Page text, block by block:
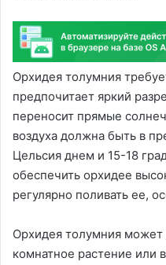
Орхидея толумния
предпочитает яркий
переносит прямые
воздуха должна быть в
Цельсия днем и 15-18
обеспечить орхидее
регулярно поливать ее,
Орхидея толумния может
комнатное растение или